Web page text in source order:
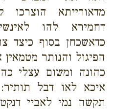
מדאורייתא הוצרכו
דחמירא להו
כדאשכחן בסוף כיצד
הפיגול והנותר
כהונה ומשום עצלי
איכא לאו דבל
תקשה נמי לאביי